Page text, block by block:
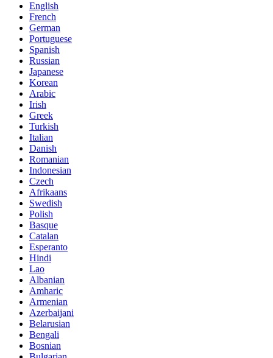
English
French
German
Portuguese
Spanish
Russian
Japanese
Korean
Arabic
Irish
Greek
Turkish
Italian
Danish
Romanian
Indonesian
Czech
Afrikaans
Swedish
Polish
Basque
Catalan
Esperanto
Hindi
Lao
Albanian
Amharic
Armenian
Azerbaijani
Belarusian
Bengali
Bosnian